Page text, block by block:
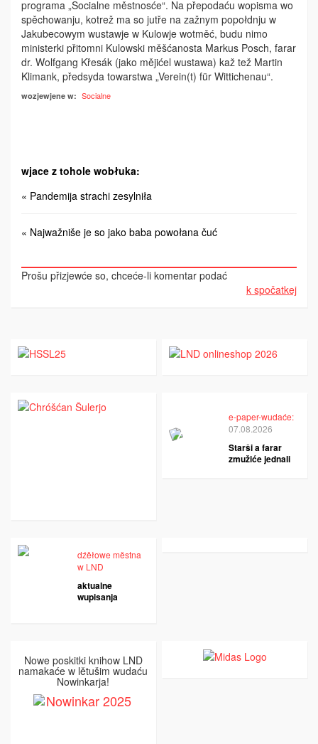
programa „Socialne městnosće“. Na přepodaću wopisma wo
spěchowanju, kotrež ma so jutře na zažnym popołdnju w
Jakubecowym wustawje w Kulowje wotměć, budu nimo
ministerki přitomni Kulowski měšćanosta Markus Posch, farar
dr. Wolfgang Křesák (jako mějićel wustawa) kaž tež Martin
Klimank, předsyda towarstwa „Verein(t) für Wittichenau“.
wozjewjene w: Socialne
wjace z tohole wobłuka:
« Pandemija strachi zesylniła
« Najwažniše je so jako baba powołana čuć
Prošu přizjewće so, chceće-li komentar podać
k spočatkej
e-paper-wudaće:
07.08.2026
Starši a farar
zmužiće jednali
dźěłowe městna
w LND
aktualne
wupisanja
Nowe poskitki knihow LND
namakaće w lětušim wudaću
Nowinkarja!